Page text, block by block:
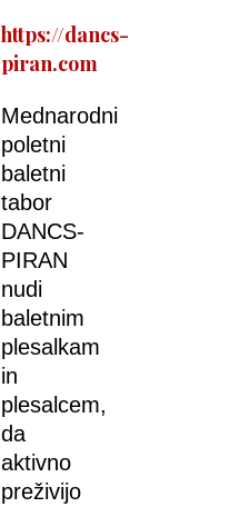
https://dancs-
piran.com
Mednarodni
poletni
baletni
tabor
DANCS-
PIRAN
nudi
baletnim
plesalkam
in
plesalcem,
da
aktivno
preživijo